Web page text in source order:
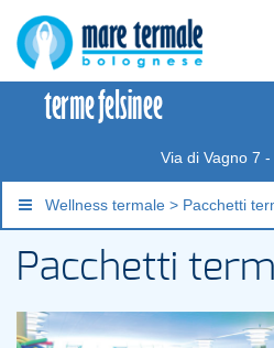
Via di Vagno 7
Wellness termale >
Pacchetti